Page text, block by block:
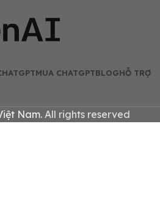
MUA CHATGPTBLOGHỖ TRỢ
Nam. All rights reserved